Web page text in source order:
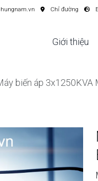
Chỉ đường
Giới thiệu
biến áp 3x1250KVA